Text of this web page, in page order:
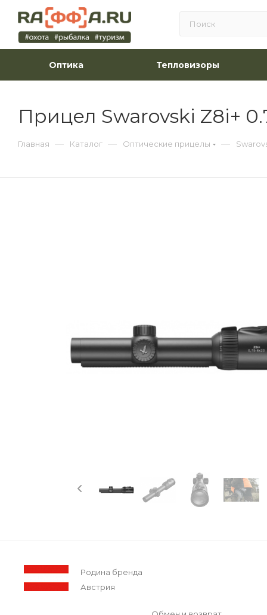
Оптика Тепловизоры
Прицел Swarovski Z8i+
Главная — Каталог — Оптические прицелы —
Родина бренда
Австрия